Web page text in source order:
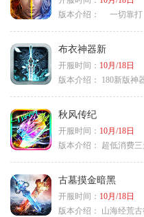
版本介绍：
一切靠打
布衣神器新
开服时间： 10月/18日
版本介绍：
180新版神
秋风传纪
开服时间： 10月/18日
版本介绍：
超低消费
古墓摸金暗黑
开服时间： 10月/18日
版本介绍：
山海经荒